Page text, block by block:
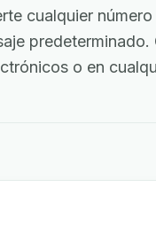
cualquier
o en